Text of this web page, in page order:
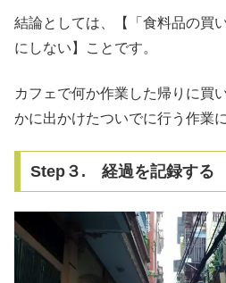
結論としては、【「食料品の買
にしない】ことです。
カフェで何か作業した帰りに買
かに出かけたついでに行う作業
Step３. 経過を記録する